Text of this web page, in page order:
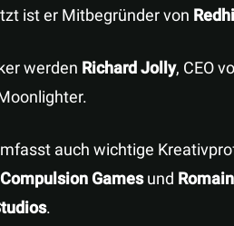
ist er Mitbegründer von
werden Richard Jolly, CEO
auch wichtige
Compulsion Gamesund
.